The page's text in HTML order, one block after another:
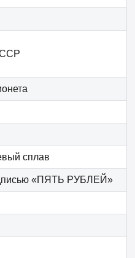
сплав
«ПЯТЬ РУБЛЕЙ»